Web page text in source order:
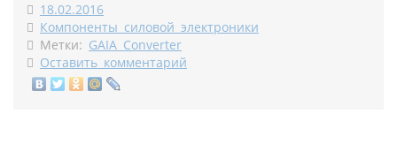
18.02.2016
Компоненты силовой электроники
Метки: GAIA Converter
Оставить комментарий